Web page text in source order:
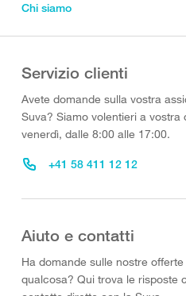
Chi siamo
Servizio clienti
Avete domande sulla vostra
Suva? Siamo volentieri a vostra
venerdì, dalle 8:00 alle 17:00.
+41 58 411 12 12
Aiuto e contatti
Ha domande sulle nostre
qualcosa? Qui trova le risposte